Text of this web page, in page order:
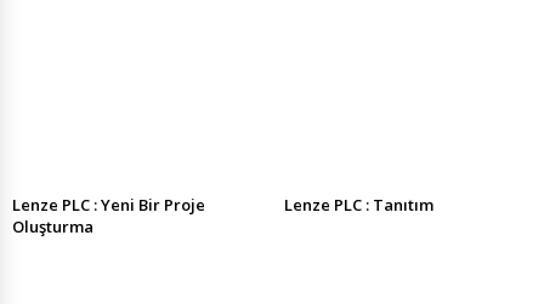
Lenze PLC : Yeni Bir Proje
Oluşturma
Lenze PLC : Tanıtım